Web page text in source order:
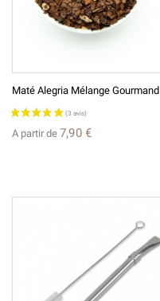
Maté Alegria Mélange Gourmand
A partir de 7,90 €